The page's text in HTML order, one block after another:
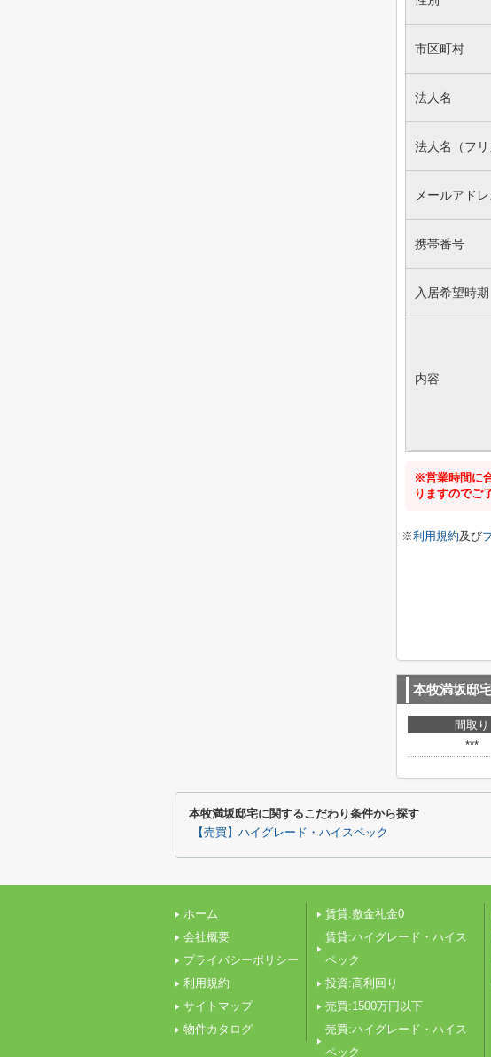
市区町村
法人名
法人名（フリ
メールアドレ
携帯番号
入居希望時期
内容
※営業時間に
りますのでご
※利用規約及び
本牧満坂邸
間取り
***
本牧満坂邸宅に関するこだわり条件から探す
【売買】ハイグレード・ハイスペック
ホーム
会社概要
プライバシーポリシー
利用規約
サイトマップ
物件カタログ
賃貸:敷金礼金0
賃貸:ハイグレード・ハイス
ペック
投資:高利回り
売買:1500万円以下
売買:ハイグレード・ハイス
ペック